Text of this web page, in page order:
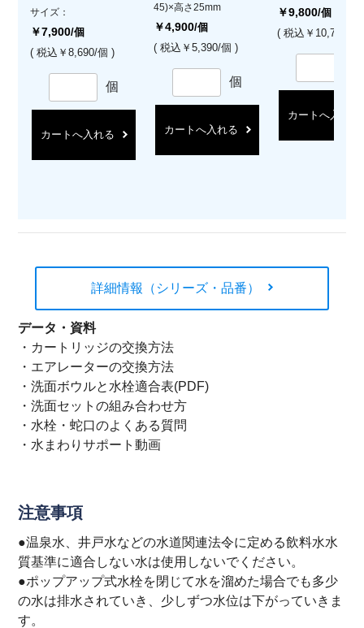
サイズ：
￥7,900/個
( 税込￥8,690/個 )
個
カートへ入れる
45)×高さ25mm
￥4,900/個
( 税込￥5,390/個 )
個
カートへ入れる
￥9,800/個
( 税込￥10,780/個
カートへ入れる
詳細情報（シリーズ・品番）
データ・資料
・ カートリッジの交換方法
・ エアレーターの交換方法
・洗面ボウルと水栓適合表(PDF)
・洗面セットの組み合わせ方
・ 水栓・蛇口のよくある質問
・ 水まわりサポート動画
注意事項
●温泉水、井戸水などの水道関連法令に定める飲料水水
質基準に適合しない水は使用しないでください。
●ポップアップ式水栓を閉じて水を溜めた場合でも多少
の水は排水されていき、少しずつ水位は下がっていきま
す。